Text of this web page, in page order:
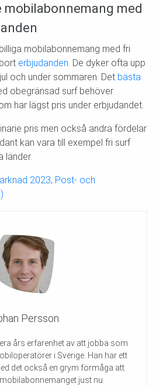
med
mobilabonnemang med fri
erbjudanden . De dyker ofta upp
och under sommaren. Det bästa
obegränsad surf behöver
har lägst pris under erbjudandet.
pris men också andra fördelar
kan vara till exempel fri surf
länder.
2023, Post- och
Persson
års erfarenhet av att jobba som
i Sverige. Han har ett
det också en grym förmåga att
just nu.